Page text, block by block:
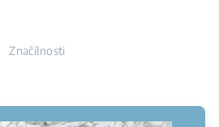
Značilnosti